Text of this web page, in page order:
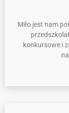
Miło jest nam
konkursowe i